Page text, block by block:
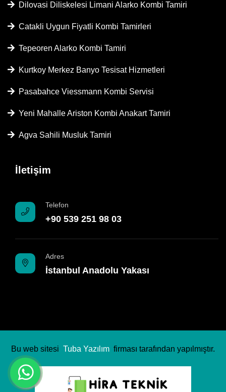
Dilovasi Diliskelesi Limani Alarko Kombi Tamiri
Catakli Uygun Fiyatli Kombi Tamirleri
Tepeoren Alarko Kombi Tamiri
Kurtkoy Merkez Banyo Tesisat Hizmetleri
Pasabahce Viessmann Kombi Servisi
Yeni Mahalle Ariston Kombi Anakart Tamiri
Agva Sahili Musluk Tamiri
İletişim
Telefon
+90 539 251 98 03
Adres
İstanbul Anadolu Yakası
Bu web sitesi Tuba Yazılım firması tarafından yapılmıştır.